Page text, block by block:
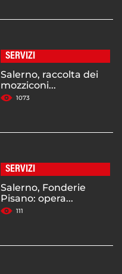
SERVIZI
Salerno, raccolta dei
mozziconi...
1073
SERVIZI
Salerno, Fonderie
Pisano: opera...
111